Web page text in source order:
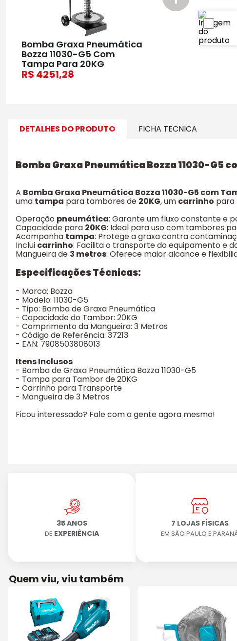
Bomba Graxa Pneumática
Bozza 11030-G5 Com
Tampa Para 20KG
4251,28
DETALHES DO PRODUTO FICHA TECNICA
Bomba Graxa Pneumática Bozza 11030-G5
A Bomba Graxa Pneumática Bozza 11030-G5 com
uma tampa para tambores de 20KG, um carrinho para
Operação pneumática: Garante um fluxo constante e
Capacidade para 20KG: Ideal para uso com tambores
Acompanha tampa: Protege a graxa contra
Inclui carrinho: Facilita o transporte do equipamento e
Mangueira de 3 metros: Oferece maior alcance e
Especificações Técnicas:
- Marca: Bozza
- Modelo: 11030-G5
- Tipo: Bomba de Graxa Pneumática
- Capacidade do Tambor: 20KG
- Comprimento da Mangueira: 3 Metros
- Código de Referência: 37213
- EAN: 7908503808013
Itens Inclusos
- Bomba de Graxa Pneumática Bozza 11030-G5
- Tampa para Tambor de 20KG
- Carrinho para Transporte
- Mangueira de 3 Metros
Ficou interessado? Fale com a gente agora mesmo!
35 ANOS
DE EXPERIÊNCIA
7 LOJAS FÍSICAS
EM SÃO PAULO E
Quem viu, viu também